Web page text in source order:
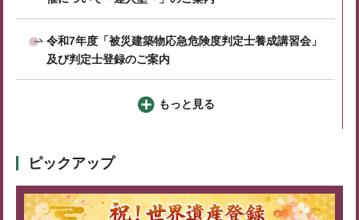
令和7年度「被災建築物応急危険度判定士養成講習会」
及び判定士登録のご案内
もっと見る
ピックアップ